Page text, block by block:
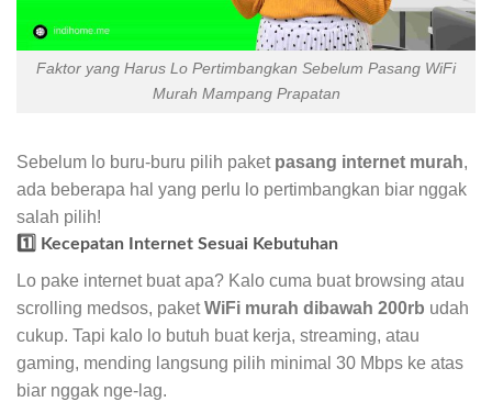
Faktor yang Harus Lo Pertimbangkan Sebelum Pasang WiFi
Murah Mampang Prapatan
Sebelum lo buru-buru pilih paket pasang internet murah,
ada beberapa hal yang perlu lo pertimbangkan biar nggak
salah pilih!
1️⃣ Kecepatan Internet Sesuai Kebutuhan
Lo pake internet buat apa? Kalo cuma buat browsing atau
scrolling medsos, paketWiFi murah dibawah 200rb udah
cukup. Tapi kalo lo butuh buat kerja, streaming, atau
gaming, mending langsung pilih minimal 30 Mbps ke atas
biar nggak nge-lag.